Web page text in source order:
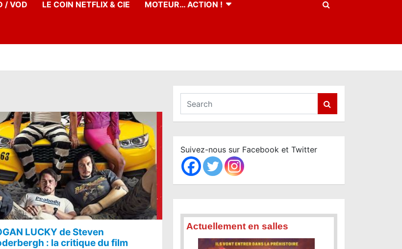
/ VOD LE COIN NETFLIX & CIE MOTEUR… ACTION !
LUCKY de Steven
: la critique du film
a
c
h
Suivez-nous sur Facebook et Twitter
Actuellement en salles